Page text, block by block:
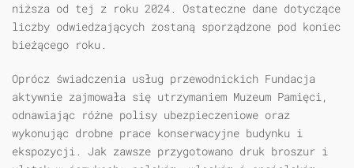
niższa od tej z roku 2024. Ostateczne dane dotyczące
liczby odwiedzających zostaną sporządzone pod koniec
bieżącego roku.
Oprócz świadczenia usług przewodnickich Fundacja
aktywnie zajmowała się utrzymaniem Muzeum Pamięci,
odnawiając różne polisy ubezpieczeniowe oraz
wykonując drobne prace konserwacyjne budynku i
ekspozycji. Jak zawsze przygotowano druk broszur i